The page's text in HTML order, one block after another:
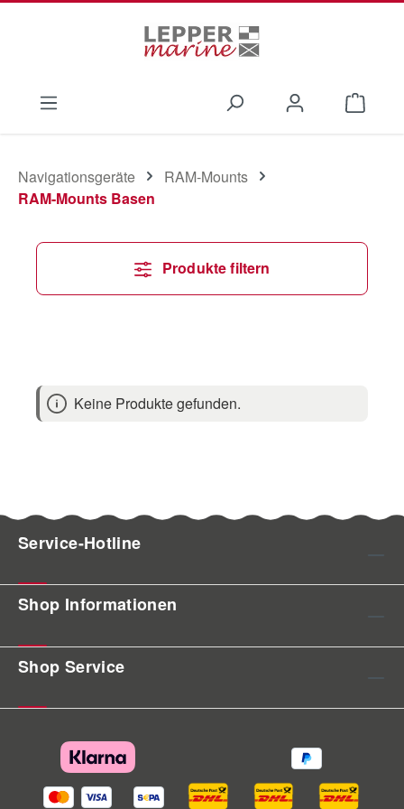
Navigationsgeräte
RAM-Mounts
RAM-Mounts Basen
Produkte filtern
Keine Produkte gefunden.
Service-Hotline
Shop Informationen
Shop Service